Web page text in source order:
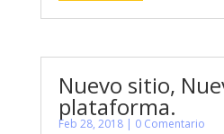
Nuevo sitio,
plataforma.
Feb 28, 2018| 0 Comentario